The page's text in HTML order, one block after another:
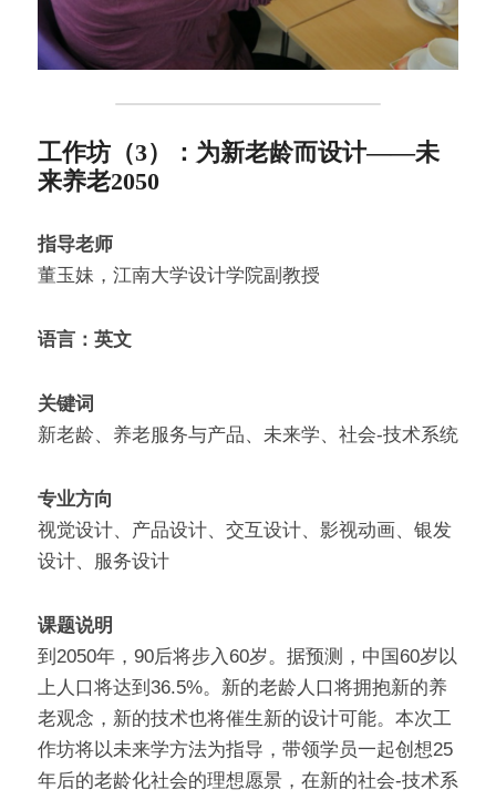
工作坊（3）：为新老龄而设计——未
来养老2050
指导老师
董玉妹，江南大学设计学院副教授
语言：英文
关键词
新老龄、养老服务与产品、未来学、社会-技术系统
专业方向
视觉设计、产品设计、交互设计、影视动画、银发
设计、服务设计
课题说明
到2050年，90后将步入60岁。据预测，中国60岁以
上人口将达到36.5%。新的老龄人口将拥抱新的养
老观念，新的技术也将催生新的设计可能。本次工
作坊将以未来学方法为指导，带领学员一起创想25
年后的老龄化社会的理想愿景，在新的社会-技术系